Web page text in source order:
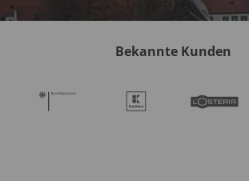
Bekannte Kunden